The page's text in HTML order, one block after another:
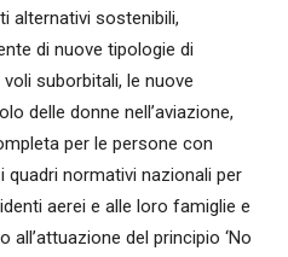
alternativi sostenibili,
di nuove tipologie di
suborbitali, le nuove
delle donne nell’aviazione,
per le persone con
quadri normativi nazionali per
aerei e alle loro famiglie e
del principio ‘No